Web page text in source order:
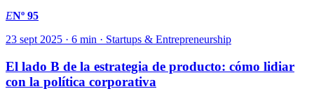
ENº 95
23 sept 2025 · 6 min · Startups & Entrepreneurship
El lado B de la estrategia de producto: cómo lidiar
con la política corporativa